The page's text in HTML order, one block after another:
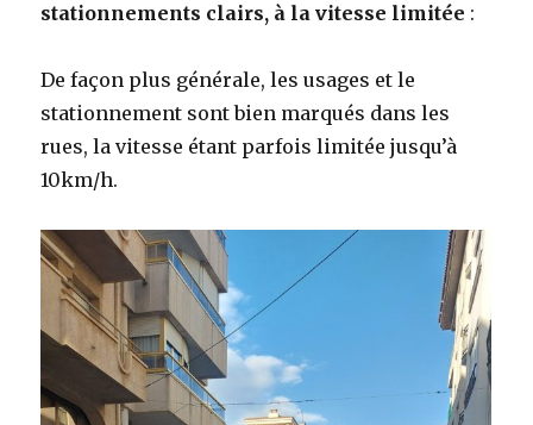
stationnements clairs, à la vitesse limitée :
De façon plus générale, les usages et le
stationnement sont bien marqués dans les
rues, la vitesse étant parfois limitée jusqu’à
10km/h.